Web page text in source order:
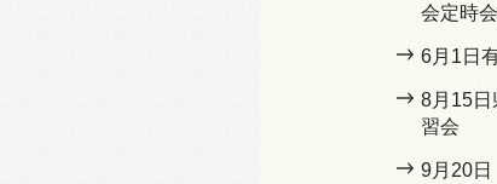
会定時
6月1日
8月15日
習会
9月20日